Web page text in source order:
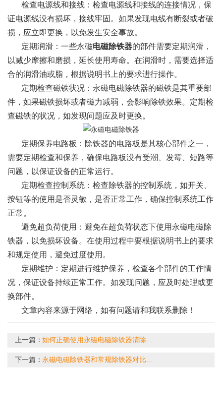
检查电源线和接线：检查电源线和接线的连接情况，保
证电源线没有损坏，接线牢固。如果发现电线有断裂或者破
损，应立即更换，以免发生安全事故。
定期润滑：一些永磁电磁除铁器的部件需要定期润滑，
以减少摩擦和磨损，延长使用寿命。在润滑时，需要选择适
合的润滑油或脂，根据说明书上的要求进行操作。
定期检查磁铁状况：永磁电磁除铁器的磁铁是其重要部
件，如果磁铁损坏或者磁力减弱，会影响除铁效果。定期检
查磁铁的状况，如发现问题应及时更换。
定期保养电路板：除铁器的电路板是其核心部件之一，
需要定期检查和保养，确保电路板没有受潮、发霉、短路等
问题，以保证设备的正常运行。
定期检查控制系统：检查除铁器的控制系统，如开关、
按钮等的使用是否灵敏，是否正常工作，确保控制系统工作
正常。
避免超负荷使用：避免在超负荷状态下使用永磁电磁除
铁器，以免损坏设备。在使用过程中要根据说明书上的要求
和规定使用，避免过度使用。
定期维护：定期进行维护保养，检查各个部件的工作情
况，保证设备持续正常工作。如发现问题，应及时处理或更
换部件。
文章内容来源于网络，如有问题请和我联系删除！
上一篇：如何正确使用永磁电磁除铁器清除...
下一篇： 永磁电磁除铁器和常规除铁器对比...